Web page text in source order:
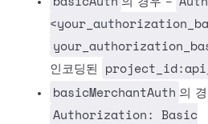
인코딩된
basicMerchantAuth 의
Authorization: Basic